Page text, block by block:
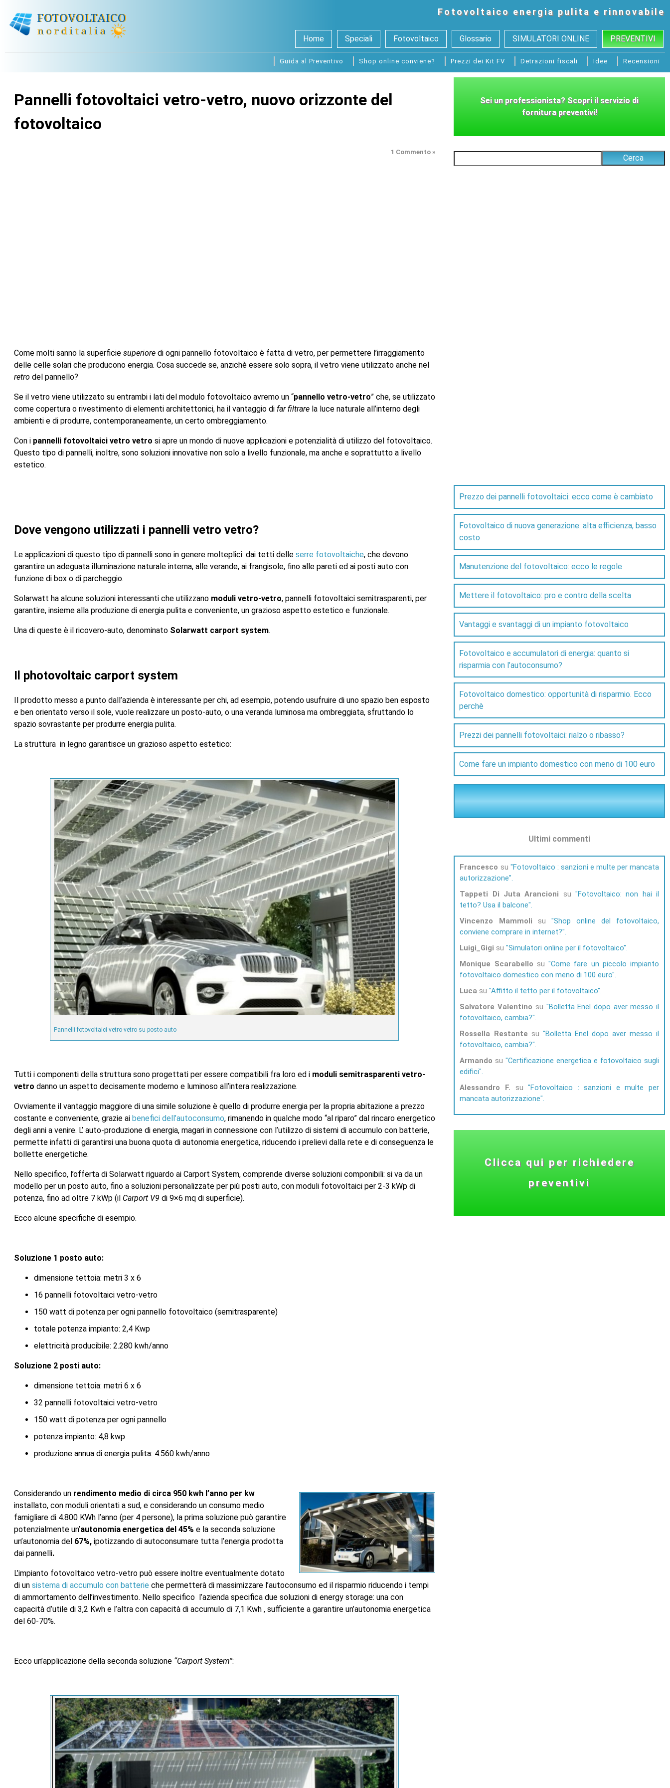
Fotovoltaico energia pulita e rinnovabile
Home Speciali Fotovoltaico Glossario SIMULATORI ONLINE PREVENTIVI
Guida al Preventivo Shop online conviene? Prezzi dei Kit FV Detrazioni fiscali Idee Recensioni
Pannelli fotovoltaici vetro-vetro, nuovo orizzonte del
fotovoltaico
1 Commento »
Come molti sanno la superficie superioredi ogni pannello fotovoltaico è fatta di vetro, per permettere l’irraggiamento
delle celle solari che producono energia. Cosa succede se, anzichè essere solo sopra, il vetro viene utilizzato anche nel
retrodel pannello?
Se il vetro viene utilizzato su entrambi i lati del modulo fotovoltaico avremo un “pannello vetro-vetro” che, se utilizzato
come copertura o rivestimento di elementi architettonici, ha il vantaggio di far filtrarela luce naturale all’interno degli
ambienti e di produrre, contemporaneamente, un certo ombreggiamento.
Con i pannelli fotovoltaici vetro vetro si apre un mondo di nuove applicazioni e potenzialità di utilizzo del fotovoltaico.
Questo tipo di pannelli, inoltre, sono soluzioni innovative non solo a livello funzionale, ma anche e soprattutto a livello
estetico.
Dove vengono utilizzati i pannelli vetro vetro?
Le applicazioni di questo tipo di pannelli sono in genere molteplici: dai tetti delle serre fotovoltaiche, che devono
garantire un adeguata illuminazione naturale interna, alle verande, ai frangisole, fino alle pareti ed ai posti auto con
funzione di box o di parcheggio.
Solarwatt ha alcune soluzioni interessanti che utilizzano moduli vetro-vetro, pannelli fotovoltaici semitrasparenti, per
garantire, insieme alla produzione di energia pulita e conveniente, un grazioso aspetto estetico e funzionale.
Una di queste è il ricovero-auto, denominato Solarwatt carport system.
Il photovoltaic carport system
Il prodotto messo a punto dall’azienda è interessante per chi, ad esempio, potendo usufruire di uno spazio ben esposto
e ben orientato verso il sole, vuole realizzare un posto-auto, o una veranda luminosa ma ombreggiata, sfruttando lo
spazio sovrastante per produrre energia pulita.
La struttura in legno garantisce un grazioso aspetto estetico:
Pannelli fotovoltaici vetro-vetro su posto auto
Tutti i componenti della struttura sono progettati per essere compatibili fra loro ed i moduli semitrasparenti vetro-
vetro danno un aspetto decisamente moderno e luminoso all’intera realizzazione.
Ovviamente il vantaggio maggiore di una simile soluzione è quello di produrre energia per la propria abitazione a prezzo
costante e conveniente, grazie ai benefici dell’autoconsumo, rimanendo in qualche modo “al riparo” dal rincaro energetico
degli anni a venire. L’ auto-produzione di energia, magari in connessione con l’utilizzo di sistemi di accumulo con batterie,
permette infatti di garantirsi una buona quota di autonomia energetica, riducendo i prelievi dalla rete e di conseguenza le
bollette energetiche.
Nello specifico, l’offerta di Solarwatt riguardo ai Carport System, comprende diverse soluzioni componibili: si va da un
modello per un posto auto, fino a soluzioni personalizzate per più posti auto, con moduli fotovoltaici per 2-3 kWp di
potenza, fino ad oltre 7 kWp (il Carport V9 di 9×6 mq di superficie).
Ecco alcune specifiche di esempio.
Soluzione 1 posto auto:
dimensione tettoia: metri 3 x 6
16 pannelli fotovoltaici vetro-vetro
150 watt di potenza per ogni pannello fotovoltaico (semitrasparente)
totale potenza impianto: 2,4 Kwp
elettricità producibile: 2.280 kwh/anno
Soluzione 2 posti auto:
dimensione tettoia: metri 6 x 6
32 pannelli fotovoltaici vetro-vetro
150 watt di potenza per ogni pannello
potenza impianto: 4,8 kwp
produzione annua di energia pulita: 4.560 kwh/anno
Considerando un rendimento medio di circa 950 kwh l’anno per kw
installato, con moduli orientati a sud, e considerando un consumo medio
famigliare di 4.800 KWh l’anno (per 4 persone), la prima soluzione può garantire
potenzialmente un’autonomia energetica del 45% e la seconda soluzione
un’autonomia del 67%, ipotizzando di autoconsumare tutta l’energia prodotta
dai pannelli.
L’impianto fotovoltaico vetro-vetro può essere inoltre eventualmente dotato
di un sistema di accumulo con batterie che permetterà di massimizzare l’autoconsumo ed il risparmio riducendo i tempi
di ammortamento dell’investimento. Nello specifico l’azienda specifica due soluzioni di energy storage: una con
capacità d’utile di 3,2 Kwh e l’altra con capacità di accumulo di 7,1 Kwh , sufficiente a garantire un’autonomia energetica
del 60-70%.
Ecco un’applicazione della seconda soluzione “Carport System”:
Prezzo dei pannelli fotovoltaici: ecco come è cambiato
Fotovoltaico di nuova generazione: alta efficienza, basso
costo
Manutenzione del fotovoltaico: ecco le regole
Mettere il fotovoltaico: pro e contro della scelta
Vantaggi e svantaggi di un impianto fotovoltaico
Fotovoltaico e accumulatori di energia: quanto si
risparmia con l’autoconsumo?
Fotovoltaico domestico: opportunità di risparmio. Ecco
perchè
Prezzi dei pannelli fotovoltaici: rialzo o ribasso?
Come fare un impianto domestico con meno di 100 euro
Ultimi commenti
Francesco su Fotovoltaico : sanzioni e multe per mancata
autorizzazione
Tappeti Di Juta Arancioni su Fotovoltaico: non hai il
tetto? Usa il balcone
Vincenzo Mammoli su
Shop online del fotovoltaico,
conviene comprare in internet?
Luigi_Gigi su Simulatori online per il fotovoltaico
Monique Scarabello su Come fare un piccolo impianto
fotovoltaico domestico con meno di 100 euro
Luca su Affitto il tetto per il fotovoltaico
Salvatore Valentino su
Bolletta Enel dopo aver messo il
fotovoltaico, cambia?
Rossella Restante su
Bolletta Enel dopo aver messo il
fotovoltaico, cambia?
Armando su Certificazione energetica e fotovoltaico sugli
edifici
Alessandro F. su Fotovoltaico : sanzioni e multe per
mancata autorizzazione
Clicca qui per richiedere
preventivi